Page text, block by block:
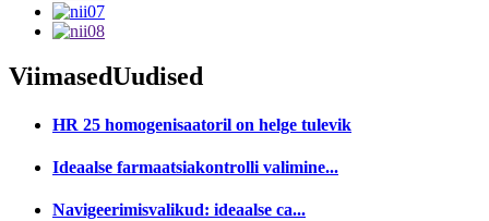
ViimasedUudised
HR 25 homogenisaatoril on helge tulevik
Ideaalse farmaatsiakontrolli valimine...
Navigeerimisvalikud: ideaalse ca...